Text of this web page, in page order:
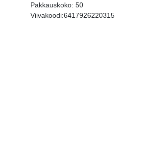
Pakkauskoko: 50
Viivakoodi:6417926220315